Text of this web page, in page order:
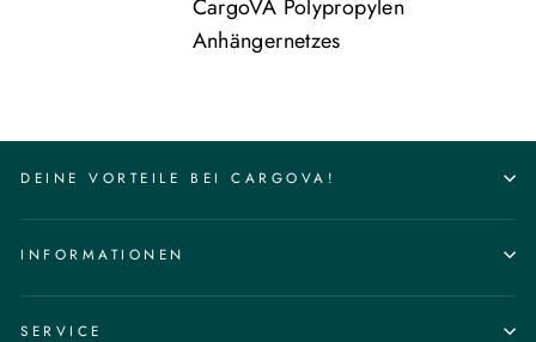
CargoVA Polypropylen
Anhängernetzes
DEINE VORTEILE BEI CARGOVA!
INFORMATIONEN
SERVICE